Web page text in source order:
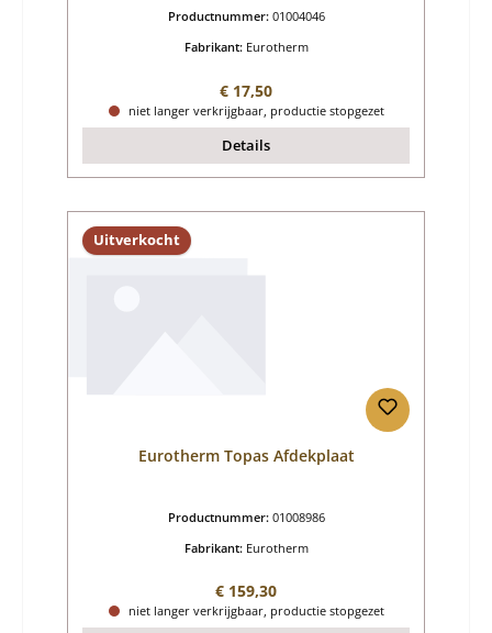
Productnummer: 01004046
Fabrikant: Eurotherm
Normale prijs:
€ 17,50
niet langer verkrijgbaar, productie stopgezet
Details
Uitverkocht
Eurotherm Topas Afdekplaat
Productnummer: 01008986
Fabrikant: Eurotherm
Normale prijs:
€ 159,30
niet langer verkrijgbaar, productie stopgezet